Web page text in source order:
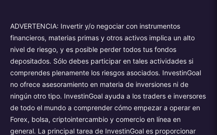
ADVERTENCIA: Invertir y/o negociar con instrumentos
financieros, materias primas y otros activos implica un alto
nivel de riesgo, y es posible perder todos tus fondos
depositados. Sólo debes participar en tales actividades si
comprendes plenamente los riesgos asociados. InvestinGoal
no ofrece asesoramiento en materia de inversiones ni de
ningún otro tipo. InvestinGoal ayuda a los traders e inversores
de todo el mundo a comprender cómo empezar a operar en
Forex, bolsa, criptointercambio y comercio en línea en
general. La principal tarea de InvestinGoal es proporcionar